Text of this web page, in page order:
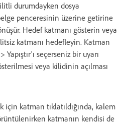
durumdayken dosya
penceresinin üzerine getirine
Hedef katmanı gösterin veya
katmanı hedefleyin. Katman
seçerseniz bir uyarı
veya kilidinin açılması
katman tıklatıldığında, kalem
katmanın kendisi de